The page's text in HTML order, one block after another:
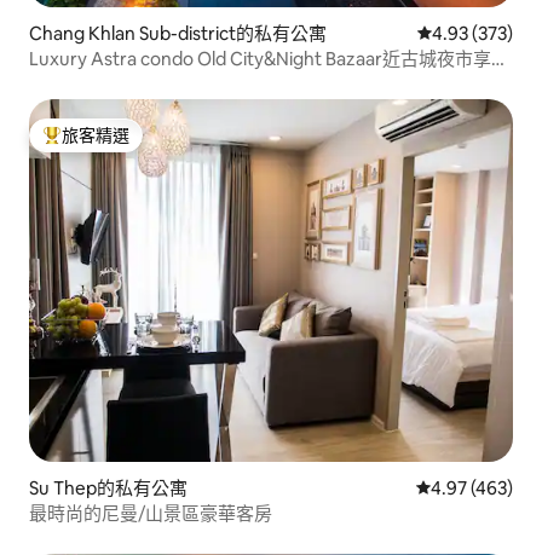
Chang Khlan Sub-district的私有公寓 從 373 則評價
4.93 (373)
Luxury Astra condo Old City&Night Bazaar近古城夜市享无
旅客精選榜首
旅客精選
Su Thep的私有公寓 從 463 則評價
4.97 (463)
最時尚的尼曼/山景區豪華客房